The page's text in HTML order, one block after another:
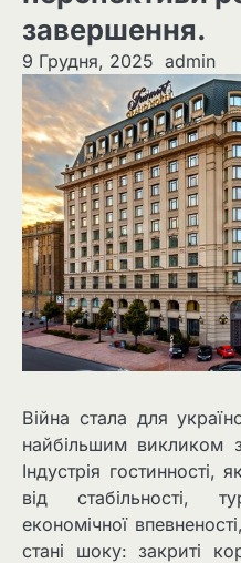
завершення.
9 Грудня, 2025 admin
Війна стала для
найбільшим викликом
Індустрія
від стабільності,
економічної
стані шоку: закриті